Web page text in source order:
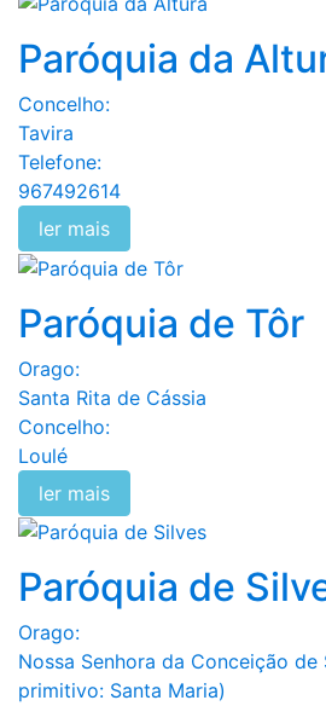
Paróquia da
Concelho:
Tavira
Telefone:
967492614
ler mais
Paróquia de Tôr
Orago:
Santa Rita de Cássia
Concelho:
Loulé
ler mais
Paróquia de
Orago:
Nossa Senhora da Conceição de
primitivo: Santa Maria)